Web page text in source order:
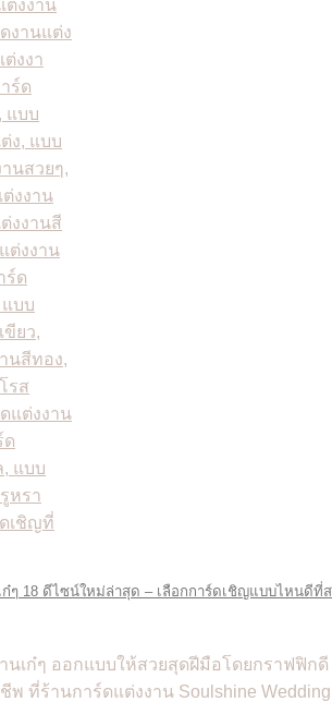
ก๋ๆ 18 ดีไซน์ใหม่ล่าสุด – เลือกการ์ดเชิญแบบไหนดีที่
นเก๋ๆ ออกแบบให้สวยสุดฝีมือโดยกราฟฟิกดี
พ ที่ร้านการ์ดแต่งงาน Soulshine Wedding